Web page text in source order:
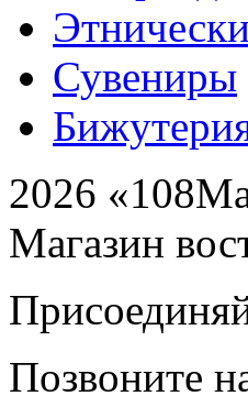
Сувениры
2026
Магазин
Позвоните